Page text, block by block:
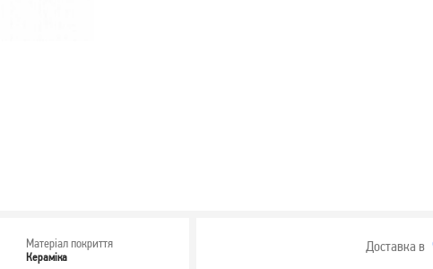
Матеріал покриття
Кераміка
Доставка в